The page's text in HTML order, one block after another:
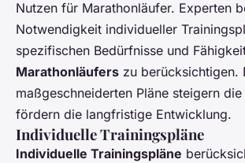
Nutzen für Marathonläufer. Experten
Notwendigkeit individueller
spezifischen Bedürfnisse und
Marathonläufers zu berücksichtigen.
maßgeschneiderten Pläne steigern die
fördern die langfristige Entwicklung.
Individuelle Trainingspläne
Individuelle Trainingspläne